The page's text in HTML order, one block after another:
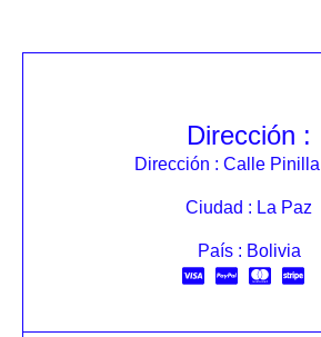
Dirección :
Dirección : Calle
Ciudad : La Paz
País : Bolivia